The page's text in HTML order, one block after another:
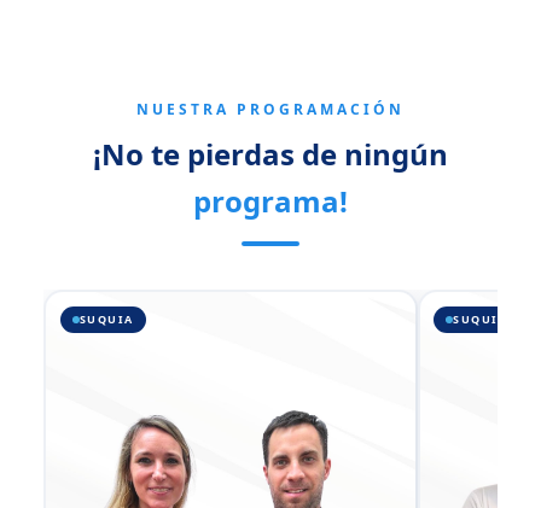
NUESTRA PROGRAMACIÓN
¡No te pierdas de ningún
programa!
SUQUIA SUQUIA